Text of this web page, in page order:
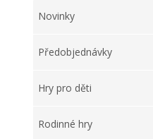
Novinky
Předobjednávky
Hry pro děti
Rodinné hry